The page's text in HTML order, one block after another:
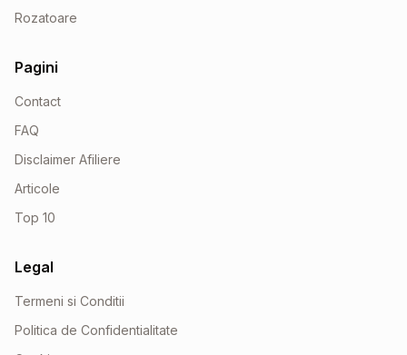
Rozatoare
Pagini
Contact
FAQ
Disclaimer Afiliere
Articole
Top 10
Legal
Termeni si Conditii
Politica de Confidentialitate